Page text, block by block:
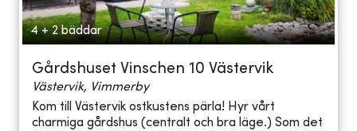
4 + 2 bäddar
Gårdshuset Vinschen 10 Västervik
Västervik, Vimmerby
Kom till Västervik ostkustens pärla! Hyr vårt
charmiga gårdshus (centralt och bra läge.) Som det